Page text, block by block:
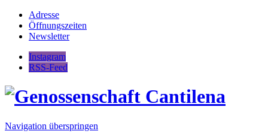
Adresse
Öffnungszeiten
Newsletter
Instagram
RSS-Feed
Navigation überspringen